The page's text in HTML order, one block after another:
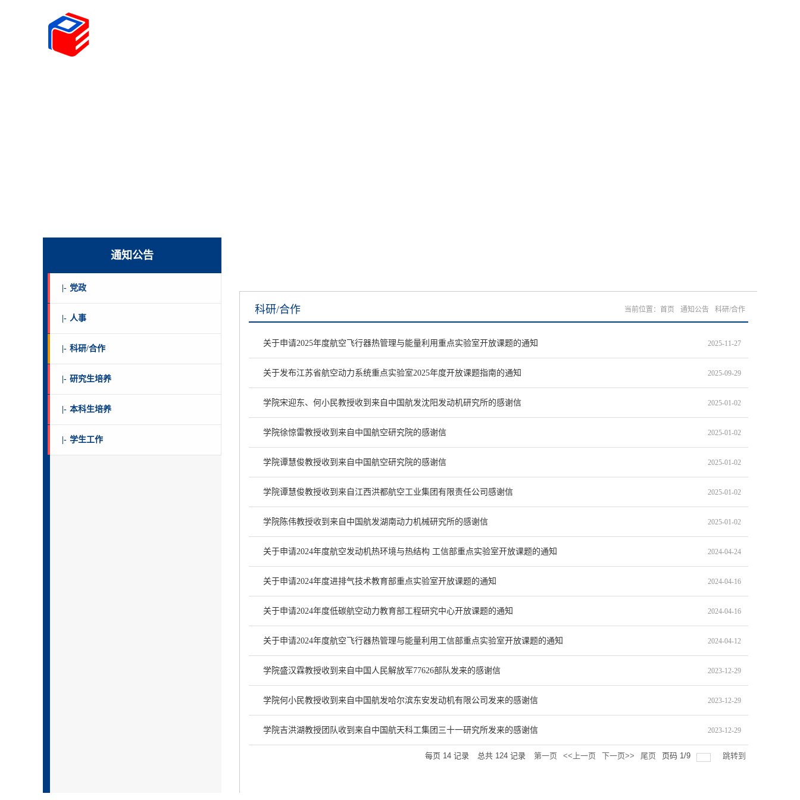
通知公告
|- 党政
|- 人事
|- 科研/合作
|- 研究生培养
|- 本科生培养
|- 学生工作
科研/合作 当前位置： 首页 通知公告 科研/合作
关于申请2025年度航空飞行器热管理与能量利用重点实验室开放课题的通知 2025-11-27
关于发布江苏省航空动力系统重点实验室2025年度开放课题指南的通知 2025-09-29
学院宋迎东、何小民教授收到来自中国航发沈阳发动机研究所的感谢信 2025-01-02
学院徐惊雷教授收到来自中国航空研究院的感谢信 2025-01-02
学院谭慧俊教授收到来自中国航空研究院的感谢信 2025-01-02
学院谭慧俊教授收到来自江西洪都航空工业集团有限责任公司感谢信 2025-01-02
学院陈伟教授收到来自中国航发湖南动力机械研究所的感谢信 2025-01-02
关于申请2024年度航空发动机热环境与热结构 工信部重点实验室开放课题的通知 2024-04-24
关于申请2024年度进排气技术教育部重点实验室开放课题的通知 2024-04-16
关于申请2024年度低碳航空动力教育部工程研究中心开放课题的通知 2024-04-16
关于申请2024年度航空飞行器热管理与能量利用工信部重点实验室开放课题的通知 2024-04-12
学院盛汉霖教授收到来自中国人民解放军77626部队发来的感谢信 2023-12-29
学院何小民教授收到来自中国航发哈尔滨东安发动机有限公司发来的感谢信 2023-12-29
学院吉洪湖教授团队收到来自中国航天科工集团三十一研究所发来的感谢信 2023-12-29
每页 14 记录 总共 124 记录 第一页 <<上一页 下一页>> 尾页 页码 1/9 跳转到